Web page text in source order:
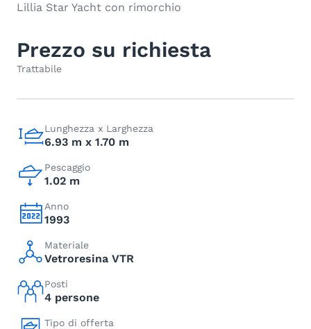
Lillia Star Yacht con rimorchio
Prezzo su richiesta
Trattabile
Lunghezza x Larghezza
6.93 m x 1.70 m
Pescaggio
1.02 m
Anno
1993
Materiale
Vetroresina VTR
Posti
4 persone
Tipo di offerta